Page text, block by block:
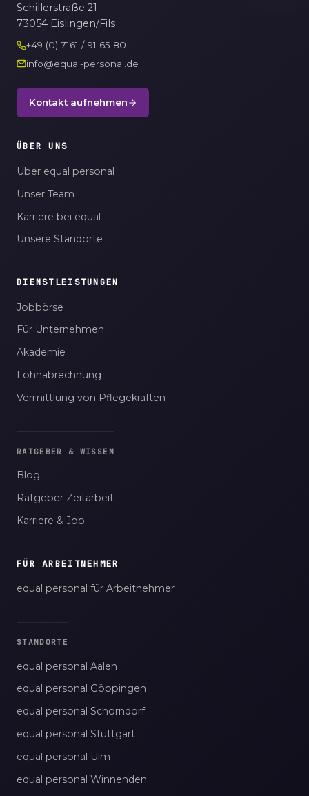
Schillerstraße 21
73054 Eislingen/Fils
+49 (0) 7161 / 91 65 80
info@equal-personal.de
Kontakt aufnehmen
ÜBER UNS
Über equal personal
Unser Team
Karriere bei equal
Unsere Standorte
DIENSTLEISTUNGEN
Jobbörse
Für Unternehmen
Akademie
Lohnabrechnung
Vermittlung von Pflegekräften
RATGEBER & WISSEN
Blog
Ratgeber Zeitarbeit
Karriere & Job
FÜR ARBEITNEHMER
equal personal für Arbeitnehmer
STANDORTE
equal personal Aalen
equal personal Göppingen
equal personal Schorndorf
equal personal Stuttgart
equal personal Ulm
equal personal Winnenden